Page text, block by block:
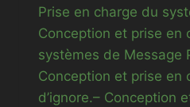
Prise en charge du
Conception et prise en
systèmes de Message
Conception et prise en
d’ignore.– Conception